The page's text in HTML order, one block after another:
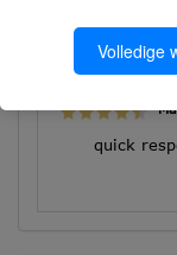
Volledige
quick